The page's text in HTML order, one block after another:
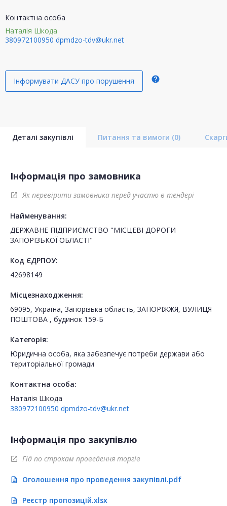
Контактна особа
Наталія Шкода
380972100950 dpmdzo-tdv@ukr.net
Інформувати ДАСУ про порушення help
Деталі закупівлі Питання та вимоги (0)
Інформація про замовника
open_in_new Як перевірити замовника перед участю в тендері
Найменування:
ДЕРЖАВНЕ ПІДПРИЄМСТВО "МІСЦЕВІ ДОРОГИ
ЗАПОРІЗЬКОЇ ОБЛАСТІ"
Код ЄДРПОУ:
42698149
Місцезнаходження:
69095, Україна, Запорізька область, ЗАПОРІЖЖЯ, ВУЛИЦЯ
ПОШТОВА , будинок 159-Б
Категорія:
Юридична особа, яка забезпечує потреби держави або
територіальної громади
Контактна особа:
Наталія Шкода
380972100950 dpmdzo-tdv@ukr.net
Інформація про закупівлю
open_in_new Гід по строкам проведення торгів
description Оголошення про проведення закупівлі.pdf
description Реєстр пропозицій.xlsx